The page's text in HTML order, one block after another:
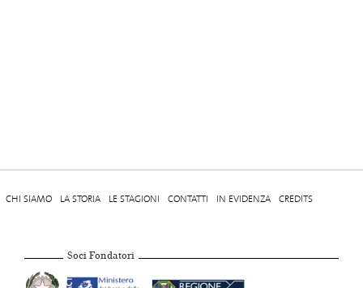
CHI SIAMO LA STORIA LE STAGIONI CONTATTI IN EVIDENZA CREDITS
Soci Fondatori